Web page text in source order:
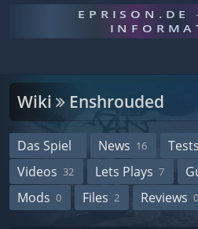
EPRISON.DE
Wiki Enshrouded
Das Spiel News 16 Tests
Videos 32 Lets Plays 7
Mods 0 Files 2 Reviews 0